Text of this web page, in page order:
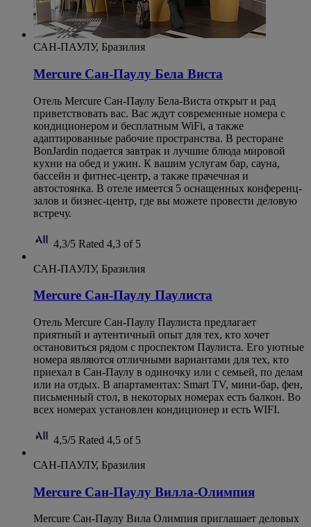
САН-ПАУЛУ, Бразилия
Mercure Сан-Паулу Бела Виста
Отель Mercure Сан-Паулу Бела-Виста открыт и рад
приветствовать вас. Вас ждут современные номера с
кондиционером и бесплатным WiFi, а также
адаптированные рабочие пространства. В ресторане
BonJardin подается завтрак и лучшие блюда мировой
кухни на обед и ужин. К вашим услугам бар, сауна,
бассейн и фитнес-центр, а также прачечная и
автостоянка. В отеле имеется 5 оснащенных конференц-
залов и бизнес-центр, где вы можете провести деловую
встречу.
4,3/5 Rated 4,3 of 5
САН-ПАУЛУ, Бразилия
Mercure Сан-Паулу Паулиста
Отель Mercure Сан-Паулу Паулиста предлагает
приятный и аутентичный опыт для тех, кто хочет
остановиться рядом с проспектом Паулиста. Его уютные
номера являются отличными вариантами для тех, кто
приехал в Сан-Паулу в одиночку или с семьей, по делам
или на отдых. В апартаментах: Smart TV, мини-бар, фен,
письменный стол, в некоторых номерах есть балкон. Во
всех номерах установлен кондиционер и есть WIFI.
4,5/5 Rated 4,5 of 5
САН-ПАУЛУ, Бразилия
Mercure Сан-Паулу Вилла-Олимпия
Mercure Сан-Паулу Вила Олимпия приглашает деловых